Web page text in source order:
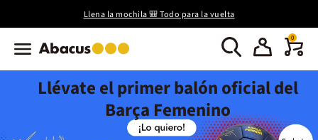
Llena la mochila 🎒 Todo para la vuelta
0
Llévate el primer balón oficial del
Barça Femenino